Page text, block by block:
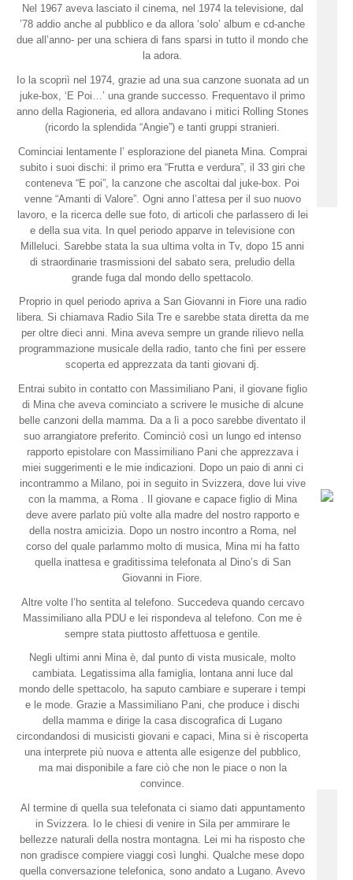
Nel 1967 aveva lasciato il cinema, nel 1974 la televisione, dal
’78 addio anche al pubblico e da allora ‘solo’ album e cd-anche
due all’anno- per una schiera di fans sparsi in tutto il mondo che
la adora.
Io la scopriì nel 1974, grazie ad una sua canzone suonata ad un
juke-box, ‘E Poi…’ una grande successo. Frequentavo il primo
anno della Ragioneria, ed allora andavano i mitici Rolling Stones
(ricordo la splendida “Angie”) e tanti gruppi stranieri.
Cominciai lentamente l’ esplorazione del pianeta Mina. Comprai
subito i suoi dischi: il primo era “Frutta e verdura”, il 33 giri che
conteneva “E poi”, la canzone che ascoltai dal juke-box. Poi
venne “Amanti di Valore”. Ogni anno l’attesa per il suo nuovo
lavoro, e la ricerca delle sue foto, di articoli che parlassero di lei
e della sua vita. In quel periodo apparve in televisione con
Milleluci. Sarebbe stata la sua ultima volta in Tv, dopo 15 anni
di straordinarie trasmissioni del sabato sera, preludio della
grande fuga dal mondo dello spettacolo.
Proprio in quel periodo apriva a San Giovanni in Fiore una radio
libera. Si chiamava Radio Sila Tre e sarebbe stata diretta da me
per oltre dieci anni. Mina aveva sempre un grande rilievo nella
programmazione musicale della radio, tanto che finì per essere
scoperta ed apprezzata da tanti giovani dj.
Entrai subito in contatto con Massimiliano Pani, il giovane figlio
di Mina che aveva cominciato a scrivere le musiche di alcune
belle canzoni della mamma. Da a lì a poco sarebbe diventato il
suo arrangiatore preferito. Cominciò così un lungo ed intenso
rapporto epistolare con Massimiliano Pani che apprezzava i
miei suggerimenti e le mie indicazioni. Dopo un paio di anni ci
incontrammo a Milano, poi in seguito in Svizzera, dove lui vive
con la mamma, a Roma . Il giovane e capace figlio di Mina
deve avere parlato più volte alla madre del nostro rapporto e
della nostra amicizia. Dopo un nostro incontro a Roma, nel
corso del quale parlammo molto di musica, Mina mi ha fatto
quella inattesa e graditissima telefonata al Dino’s di San
Giovanni in Fiore.
Altre volte l’ho sentita al telefono. Succedeva quando cercavo
Massimiliano alla PDU e lei rispondeva al telefono. Con me è
sempre stata piuttosto affettuosa e gentile.
Negli ultimi anni Mina è, dal punto di vista musicale, molto
cambiata. Legatissima alla famiglia, lontana anni luce dal
mondo delle spettacolo, ha saputo cambiare e superare i tempi
e le mode. Grazie a Massimiliano Pani, che produce i dischi
della mamma e dirige la casa discografica di Lugano
circondandosi di musicisti giovani e capaci, Mina si è riscoperta
una interprete più nuova e attenta alle esigenze del pubblico,
ma mai disponibile a fare ciò che non le piace o non la
convince.
Al termine di quella sua telefonata ci siamo dati appuntamento
in Svizzera. Io le chiesi di venire in Sila per ammirare le
bellezze naturali della nostra montagna. Lei mi ha risposto che
non gradisce compiere viaggi così lunghi. Qualche mese dopo
quella conversazione telefonica, sono andato a Lugano. Avevo